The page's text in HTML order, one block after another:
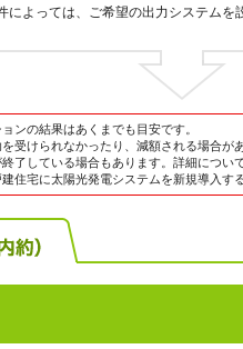
によっては、ご希望の出力システムを
ンの結果はあくまでも目安です。
受けられなかったり、減額される場合が
了している場合もあります。詳細につい
住宅に太陽光発電システムを新規導入す